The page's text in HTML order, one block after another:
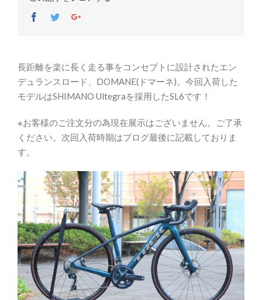
Facebook
TwitterGoogle+
長距離を楽に長く走る事をコンセプトに設計されたエン
デュランスロード、DOMANE(ドマーネ)。今回入荷した
モデルはSHIMANO Ultegraを採用したSL6です！
※お客様のご注文分の為現在展示はございません。ご了承
ください。次回入荷時期はブログ最後に記載しておりま
す。